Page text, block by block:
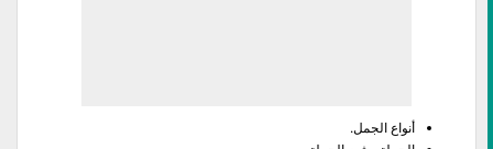
أنواع الجمل.